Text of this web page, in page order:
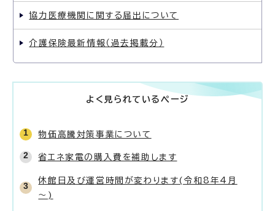
協力医療機関に関する届出について
介護保険最新情報（過去掲載分）
よく見られているページ
物価高騰対策事業について
省エネ家電の購入費を補助します
休館日及び運営時間が変わります(令和8年4月
～)